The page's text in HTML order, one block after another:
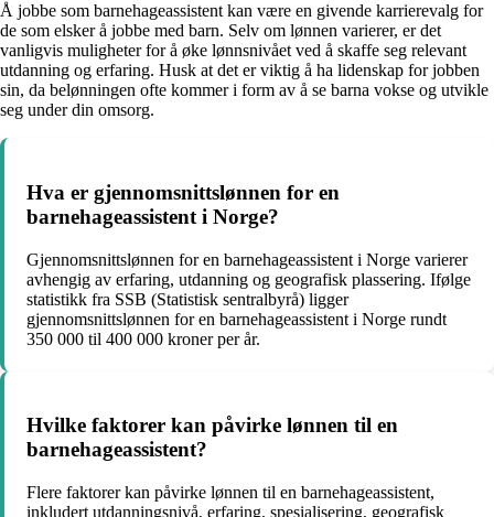
Å jobbe som barnehageassistent kan være en givende karrierevalg for
de som elsker å jobbe med barn. Selv om lønnen varierer, er det
vanligvis muligheter for å øke lønnsnivået ved å skaffe seg relevant
utdanning og erfaring. Husk at det er viktig å ha lidenskap for jobben
sin, da belønningen ofte kommer i form av å se barna vokse og utvikle
seg under din omsorg.
Hva er gjennomsnittslønnen for en
barnehageassistent i Norge?
Gjennomsnittslønnen for en barnehageassistent i Norge varierer
avhengig av erfaring, utdanning og geografisk plassering. Ifølge
statistikk fra SSB (Statistisk sentralbyrå) ligger
gjennomsnittslønnen for en barnehageassistent i Norge rundt
350 000 til 400 000 kroner per år.
Hvilke faktorer kan påvirke lønnen til en
barnehageassistent?
Flere faktorer kan påvirke lønnen til en barnehageassistent,
inkludert utdanningsnivå, erfaring, spesialisering, geografisk